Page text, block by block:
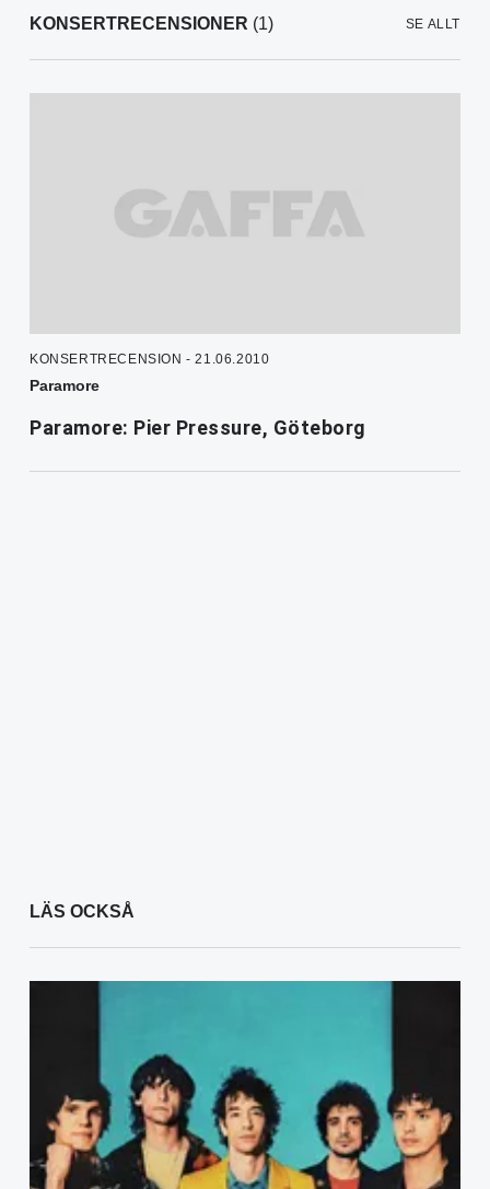
KONSERTRECENSIONER (1) SE ALLT
KONSERTRECENSION - 21.06.2010
Paramore
Paramore: Pier Pressure, Göteborg
LÄS OCKSÅ